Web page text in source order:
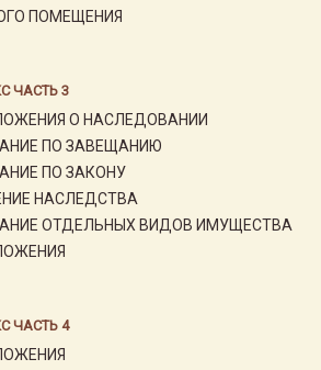
ПОМЕЩЕНИЯ
ЧАСТЬ 3
О НАСЛЕДОВАНИИ
ПО ЗАВЕЩАНИЮ
ПО ЗАКОНУ
НАСЛЕДСТВА
ОТДЕЛЬНЫХ ВИДОВ ИМУЩЕСТВА
ЧАСТЬ 4